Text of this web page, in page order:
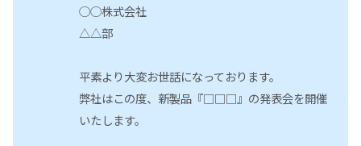
◯◯株式会社
△△部
平素より大変お世話になっております。
弊社はこの度、新製品『□□□』の発表会を開催
いたします。